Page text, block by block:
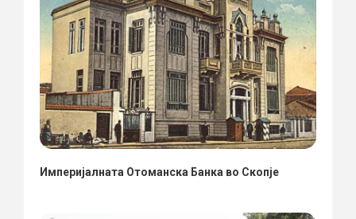
Империјалната Отоманска Банка во Скопје